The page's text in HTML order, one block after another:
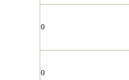
0
0